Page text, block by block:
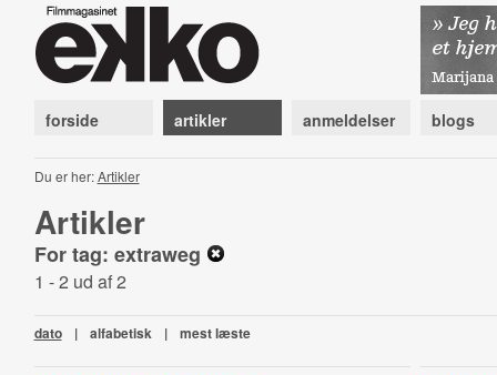
forside artikler anmeldelser blogs
Du er her:Artikler
Artikler
For tag: extraweg
1 - 2 ud af 2
dato | alfabetisk | mest læste